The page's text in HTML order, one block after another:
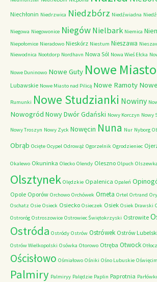
Niechłonin Niedrzwica Niedzbórz Niedźwiadna
Niegowa Niegowonice Niegów Nielbark Niemica
Niepołomice Nieradowo Nieskórz Niestum Nieszawa
Niewodnica Nootdorp Nordhavn Nowa Sól Nowa Wieś Ełcka
Nowe Duninowo Nowe Guty Nowe Miasto
Lubawskie Nowe Miasto nad Pilicą Nowe Ramoty
Rumunki Nowe Studzianki Nowiny
Nowogród Nowy Dwór Gdański Nowy Korczyn Nowy
Nowy Troszyn Nowy Zyck Nowęcin Nuna Nur Nyborg
Obrąb Ocięte Ocypel Odrowąż Ogorzelnik Ogrodzieniec
Okalewo Okuninka Olecko Olendy Oleszno Olpuch Olszewka
Olsztynek Olędzkie Opalenica Opaleń
Opole Oporów Orchowo Orchówek Orneta Ortel Ortrand
Oschatz Osie Osieck Osiecko Osieczek Osiek Osiek Drawski
Ostroróg Ostroszowice Ostrowiec Świętokrzyski Ostrowite
Ostróda Ostródy Ostrów Ostrówek Ostrów Lubelski
Ostrów Wielkopolski Osówka Otorowo Otręba Otwock
Ościsłowo Ośmiałowo Ośniki Ośno Lubuskie Oświęcim
Palmiry Palmiryy Palędzie Paplin Paprotnia